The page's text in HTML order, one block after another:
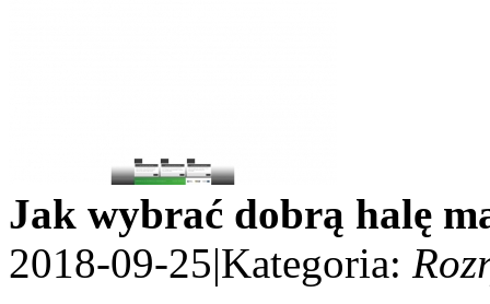
Jak wybrać dobrą halę
2018-09-25|Kategoria: